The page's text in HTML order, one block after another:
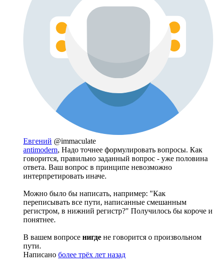
Евгений @immaculate
antimodern, Надо точнее формулировать вопросы. Как
говорится, правильно заданный вопрос - уже половина
ответа. Ваш вопрос в принципе невозможно
интерпретировать иначе.
Можно было бы написать, например: "Как
переписывать все пути, написанные смешанным
регистром, в нижний регистр?" Получилось бы короче и
понятнее.
В вашем вопросе нигде не говорится о произвольном
пути.
Написано более трёх лет назад